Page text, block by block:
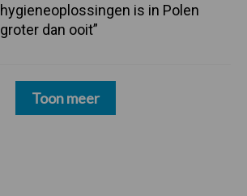
hygieneoplossingen is in Polen
groter dan ooit”
Toon meer